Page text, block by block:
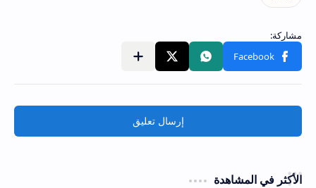
إرسال تعليق
الأكثر في المشاهدة